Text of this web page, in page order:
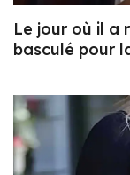
Le jour où il a
basculé pour